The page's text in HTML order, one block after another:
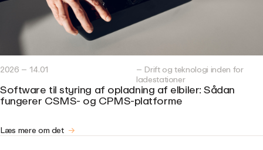
2026 – 14.01 – Drift og teknologi inden for
ladestationer
Software til styring af opladning af elbiler: Sådan
fungerer CSMS- og CPMS-platforme
Læs mere om det